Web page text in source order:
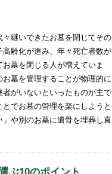
々継いできたお墓を閉じてその
齢化が進み、年々死亡者数が
墓を閉じる人が増えていま
墓を管理することが物理的に
がいないといったものが主で
でお墓の管理を楽にしようと
や別のお墓に遺骨を埋葬し直